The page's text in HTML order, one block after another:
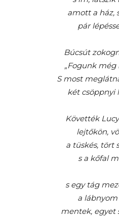
amott a ház,
pár
Búcsút
„Fogunk még
S most
két csöppnyi
Követték
lejtőkön,
a tüskés, tört
s a kőfal
s egy tág
a
mentek, egyet